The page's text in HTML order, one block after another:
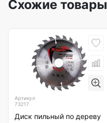
Схожие товары
Артикул
73217
Диск пильный по дереву